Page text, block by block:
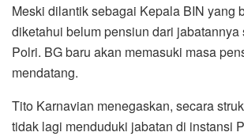
Meski dilantik sebagai Kepala BIN yang
diketahui belum pensiun dari
Polri. BG baru akan memasuki masa
mendatang.
Tito Karnavian menegaskan, secara
tidak lagi menduduki jabatan di instansi